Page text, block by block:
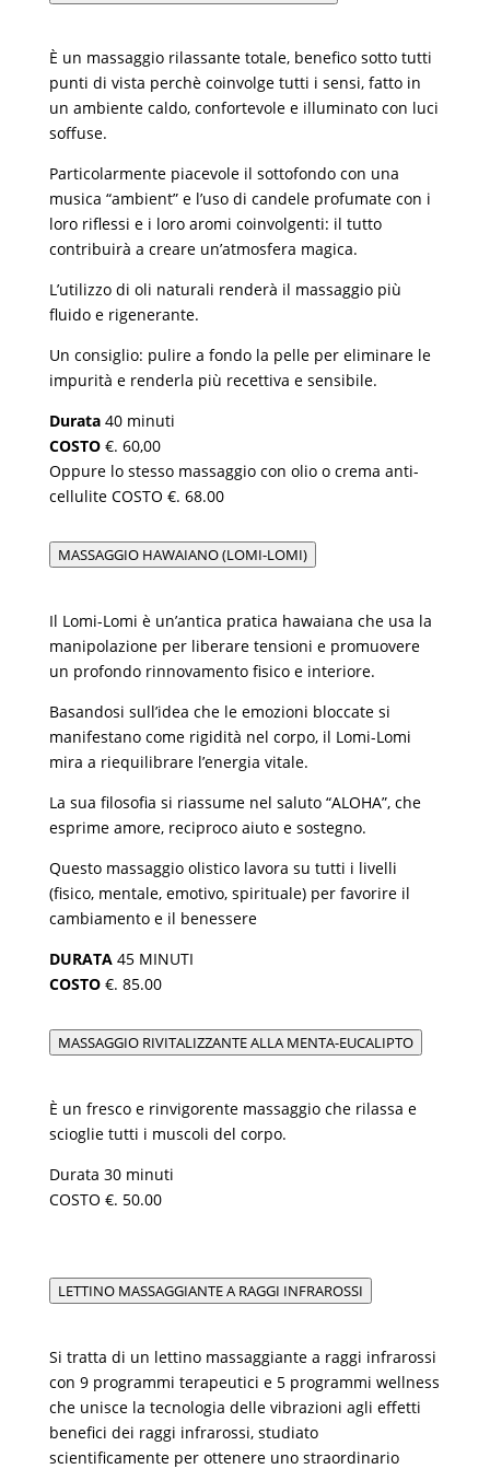
È un massaggio rilassante totale, benefico sotto tutti
punti di vista perchè coinvolge tutti i sensi, fatto in
un ambiente caldo, confortevole e illuminato con luci
soffuse.
Particolarmente piacevole il sottofondo con una
musica “ambient” e l’uso di candele profumate con i
loro riflessi e i loro aromi coinvolgenti: il tutto
contribuirà a creare un’atmosfera magica.
L’utilizzo di oli naturali renderà il massaggio più
fluido e rigenerante.
Un consiglio: pulire a fondo la pelle per eliminare le
impurità e renderla più recettiva e sensibile.
Durata 40 minuti
COSTO €. 60,00
Oppure lo stesso massaggio con olio o crema anti-
cellulite COSTO €. 68.00
MASSAGGIO HAWAIANO (LOMI-LOMI)
Il Lomi-Lomi è un’antica pratica hawaiana che usa la
manipolazione per liberare tensioni e promuovere
un profondo rinnovamento fisico e interiore.
Basandosi sull’idea che le emozioni bloccate si
manifestano come rigidità nel corpo, il Lomi-Lomi
mira a riequilibrare l’energia vitale.
La sua filosofia si riassume nel saluto “ALOHA”, che
esprime amore, reciproco aiuto e sostegno.
Questo massaggio olistico lavora su tutti i livelli
(fisico, mentale, emotivo, spirituale) per favorire il
cambiamento e il benessere
DURATA 45 MINUTI
COSTO €. 85.00
MASSAGGIO RIVITALIZZANTE ALLA MENTA-EUCALIPTO
È un fresco e rinvigorente massaggio che rilassa e
scioglie tutti i muscoli del corpo.
Durata 30 minuti
COSTO €. 50.00
LETTINO MASSAGGIANTE A RAGGI INFRAROSSI
Si tratta di un lettino massaggiante a raggi infrarossi
con 9 programmi terapeutici e 5 programmi wellness
che unisce la tecnologia delle vibrazioni agli effetti
benefici dei raggi infrarossi, studiato
scientificamente per ottenere uno straordinario